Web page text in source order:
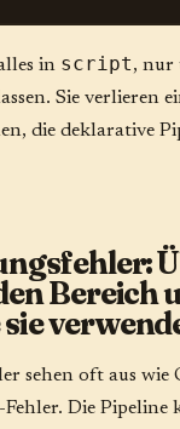
in script, nur
Sie verlieren
die deklarative
Bereich
sie
sehen oft aus wie
Die Pipeline